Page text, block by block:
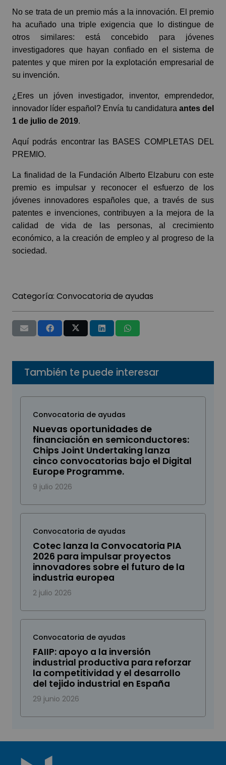
No se trata de un premio más a la innovación. El premio
ha acuñado una triple exigencia que lo distingue de
otros similares: está concebido para jóvenes
investigadores que hayan confiado en el sistema de
patentes y que miren por la explotación empresarial de
su invención.
¿Eres un jóven investigador, inventor, emprendedor,
innovador líder español? Envía tu candidatura antes del
1 de julio de 2019.
Aquí podrás encontrar las BASES COMPLETAS DEL
PREMIO.
La finalidad de la Fundación Alberto Elzaburu con este
premio es impulsar y reconocer el esfuerzo de los
jóvenes innovadores españoles que, a través de sus
patentes e invenciones, contribuyen a la mejora de la
calidad de vida de las personas, al crecimiento
económico, a la creación de empleo y al progreso de la
sociedad.
Categoría: Convocatoria de ayudas
También te puede interesar
Convocatoria de ayudas
Nuevas oportunidades de
financiación en semiconductores:
Chips Joint Undertaking lanza
cinco convocatorias bajo el Digital
Europe Programme.
9 julio 2026
Convocatoria de ayudas
Cotec lanza la Convocatoria PIA
2026 para impulsar proyectos
innovadores sobre el futuro de la
industria europea
2 julio 2026
Convocatoria de ayudas
FAIIP: apoyo a la inversión
industrial productiva para reforzar
la competitividad y el desarrollo
del tejido industrial en España
29 junio 2026